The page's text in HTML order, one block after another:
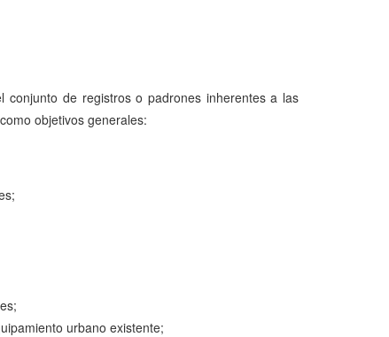
de registros o padrones inherentes a las
objetivos generales:
urbano existente;